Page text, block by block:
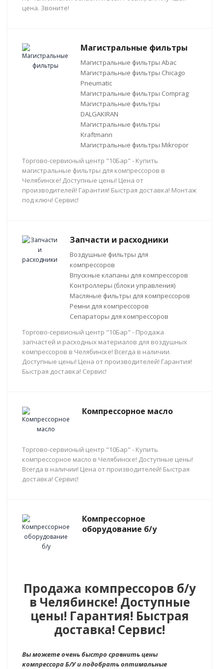
цена. Звоните!
Магистральные фильтры
Магистральные фильтры Abac
Магистральные фильтры Chicago
Pneumatic
Магистральные фильтры Comprag
Магистральные фильтры
DALGAKIRAN
Магистральные фильтры
Kraftmann
Магистральные фильтры Mikropor
Торгово-сервисный центр "10Бар" - Купить
магистральные фильтры для компрессоров в
Челябинске! Доступные цены! Цена от
производителей! Гарантия! Быстрая доставка! Монтаж
под ключ! Сервис!
Запчасти и расходники
Воздушные фильтры для
компрессоров
Впускные клапаны для компрессоров
Контроллеры (блоки управления)
Масляные фильтры для компрессоров
Ремни для компрессоров
Сепараторы для компрессоров
Торгово-сервисный центр "10Бар" - Продажа
запчастей и расходных материалов для воздушных
компрессоров в Челябинске! Всегда в наличии.
Доступные цены! Цена от производителей! Гарантия!
Быстрая доставка! Сервис!
Компрессорное масло
Торгово-сервисный центр "10Бар" - Купить
компрессорное масло в Челябинске! Доступные цены!
Всегда в наличии! Цена от производителей! Быстрая
доставка! Сервис!
Компрессорное
оборудование б/у
Продажа компрессоров б/у
в Челябинске! Доступные
цены! Гарантия! Быстрая
доставка! Сервис!
Вы можете очень быстро сравнить цены
компрессора Б/У и подобрать оптимальные